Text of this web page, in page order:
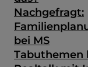
Nachgefragt:
bei MS
Tabuthemen